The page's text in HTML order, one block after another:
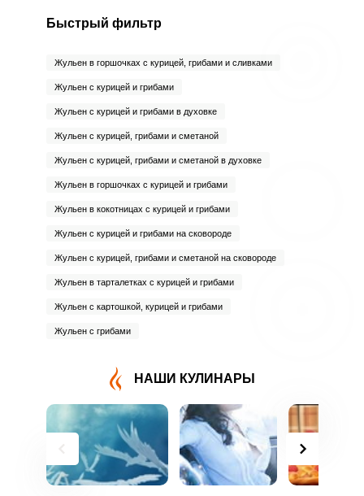
Быстрый фильтр
Жульен в горшочках с курицей, грибами и сливками
Жульен с курицей и грибами
Жульен с курицей и грибами в духовке
Жульен с курицей, грибами и сметаной
Жульен с курицей, грибами и сметаной в духовке
Жульен в горшочках с курицей и грибами
Жульен в кокотницах с курицей и грибами
Жульен с курицей и грибами на сковороде
Жульен с курицей, грибами и сметаной на сковороде
Жульен в тарталетках с курицей и грибами
Жульен с картошкой, курицей и грибами
Жульен с грибами
НАШИ КУЛИНАРЫ